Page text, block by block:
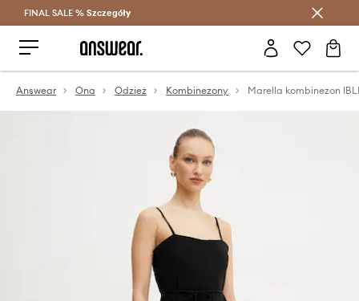
Oszczędzaj z Answear Club >
FINAL SALE % Szczegóły
Answear Ona Odzież Kombinezony Marella kombinezon